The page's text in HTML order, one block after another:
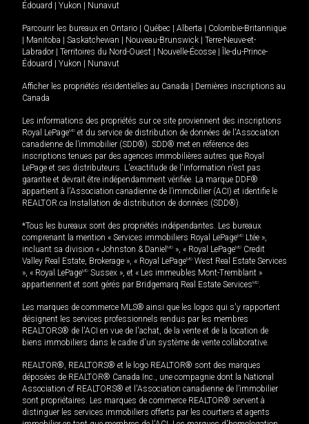
Édouard
Yukon Nunavut
Parcourir les bureaux en Ontario Québec Alberta
Colombie-Britannique
Manitoba Saskatchewan Nouveau-Brunswick
Terre-Neuve-et-
Labrador
Territoires du Nord-Ouest Nouvelle-Écosse
Île-du-Prince-
Édouard
Yukon Nunavut
Afficher les propriétés résidentielles au Canada
Dernières inscriptions au
Canada
Les informations des propriétés sur ce site proviennent des inscriptions
Royal LePageMD et du service de distribution de données de l'Association
canadienne de l’immobilier (SDD®). SDD® met en référence des
inscriptions tenues par des agences immobilières autres que Royal
LePage et ses distributeurs. L'exactitude de l'information n'est pas
garantie et devrait être indépendamment vérifiée. La marque DDF®
appartient à l'Association canadienne de l’immobilier (ACI) et identifie le
REALTOR.ca Installation de distribution de données (SDD®).
*Tous les bureaux sont des propriétés indépendantes. Les bureaux
comprenant la mention « Services immobiliers Royal LePageMD Ltée »,
incluant sa division « Johnston & Daniel MD », « Royal LePageMD Credit
Valley Real Estate, Brokerage », « Royal LePageMD West Real Estate Services
», « Royal LePageMD Sussex », et « Les immeubles Mont-Tremblant »
appartiennent et sont gérés par Bridgemarq Real Estate ServicesMD.
Les marques de commerce MLS® ainsi que les logos qui s'y rapportent
désignent les services professionnels rendus par les membres
REALTORS® de l'ACI en vue de l'achat, de la vente et de la location de
biens immobiliers dans le cadre d'un système de vente collaborative.
REALTOR®, REALTORS® et le logo REALTOR® sont des marques
déposées de REALTOR® Canada Inc., une compagnie dont la National
Association of REALTORS® et l'Association canadienne de l’immobilier
sont propriétaires. Les marques de commerce REALTOR® servent à
distinguer les services immobiliers offerts par les courtiers et agents